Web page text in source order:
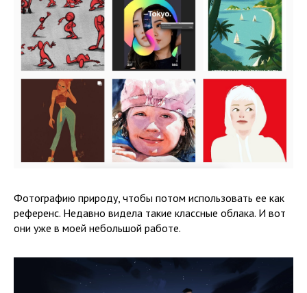
Фотографию природу, чтобы потом использовать ее как
референс. Недавно видела такие классные облака. И вот
они уже в моей небольшой работе.